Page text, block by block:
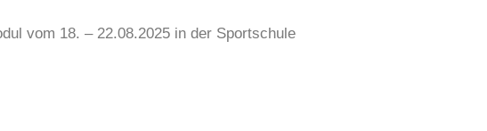
vom 18. – 22.08.2025 in der Sportschule